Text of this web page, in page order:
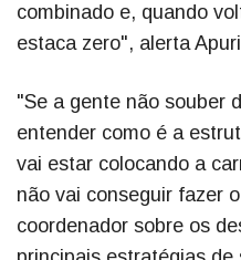
combinado e, quando
estaca zero", alerta
"Se a gente não souber
entender como é a
vai estar colocando a
não vai conseguir fazer
coordenador sobre os